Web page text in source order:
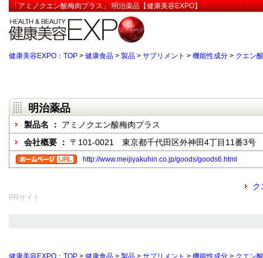
「アミノクエン酸梅肉プラス」:明治薬品【健康美容EXPO】
健康美容EXPO：TOP > 健康食品 > 製品 > サプリメント > 機能性成分 > クエン酸
明治薬品
製品名 ： アミノクエン酸梅肉プラス
会社概要 ： 〒101-0021 東京都千代田区外神田4丁目11番3号
http://www.meijiyakuhin.co.jp/goods/goods6.html
ク
PRサイト
健康美容EXPO：TOP > 健康食品 > 製品 > サプリメント > 機能性成分 > クエン酸